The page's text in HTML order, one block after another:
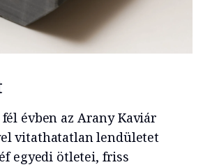
évben az Arany Kaviár
vitathatatlan lendületet
egyedi ötletei, friss